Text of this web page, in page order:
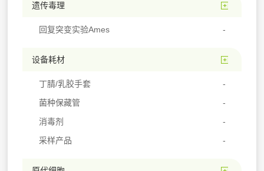
遗传毒理
回复突变实验Ames
设备耗材
丁腈/乳胶手套
菌种保藏管
消毒剂
采样产品